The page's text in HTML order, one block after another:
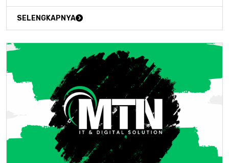
SELENGKAPNYA